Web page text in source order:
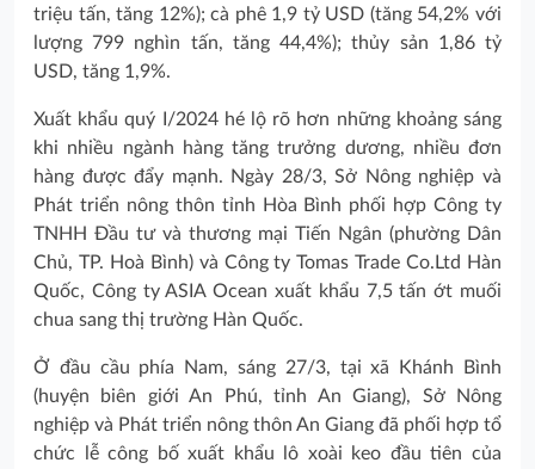
triệu tấn, tăng 12%); cà phê 1,9 tỷ USD (tăng 54,2% với
lượng 799 nghìn tấn, tăng 44,4%); thủy sản 1,86 tỷ
USD, tăng 1,9%.
Xuất khẩu quý I/2024 hé lộ rõ hơn những khoảng sáng
khi nhiều ngành hàng tăng trưởng dương, nhiều đơn
hàng được đẩy mạnh. Ngày 28/3, Sở Nông nghiệp và
Phát triển nông thôn tỉnh Hòa Bình phối hợp Công ty
TNHH Đầu tư và thương mại Tiến Ngân (phường Dân
Chủ, TP. Hoà Bình) và Công ty Tomas Trade Co.Ltd Hàn
Quốc, Công ty ASIA Ocean xuất khẩu 7,5 tấn ớt muối
chua sang thị trường Hàn Quốc.
Ở đầu cầu phía Nam, sáng 27/3, tại xã Khánh Bình
(huyện biên giới An Phú, tỉnh An Giang), Sở Nông
nghiệp và Phát triển nông thôn An Giang đã phối hợp tổ
chức lễ công bố xuất khẩu lô xoài keo đầu tiên của